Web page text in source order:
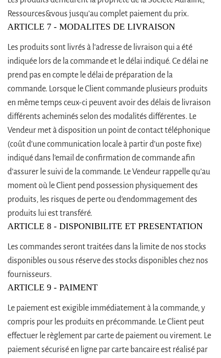
Ressources&vous jusqu’au complet paiement du prix.
ARTICLE 7 - MODALITES DE LIVRAISON
Les produits sont livrés à l’adresse de livraison qui a été
indiquée lors de la commande et le délai indiqué. Ce délai ne
prend pas en compte le délai de préparation de la
commande. Lorsque le Client commande plusieurs produits
en même temps ceux-ci peuvent avoir des délais de livraison
différents acheminés selon des modalités différentes. Le
Vendeur met à disposition un point de contact téléphonique
(coût d’une communication locale à partir d’un poste fixe)
indiqué dans l’email de confirmation de commande afin
d’assurer le suivi de la commande. Le Vendeur rappelle qu’au
moment où le Client pend possession physiquement des
produits, les risques de perte ou d’endommagement des
produits lui est transféré.
ARTICLE 8 - DISPONIBILITE ET PRESENTATION
Les commandes seront traitées dans la limite de nos stocks
disponibles ou sous réserve des stocks disponibles chez nos
fournisseurs.
ARTICLE 9 - PAIMENT
Le paiement est exigible immédiatement à la commande, y
compris pour les produits en précommande. Le Client peut
effectuer le règlement par carte de paiement ou virement. Le
paiement sécurisé en ligne par carte bancaire est réalisé par